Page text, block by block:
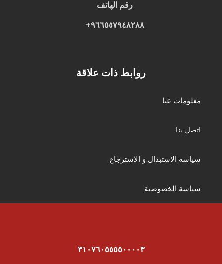
رقم الهاتف
٩٦٦٥٥٧٩٤٨٢٨٨+
روابط ذات علاقة
معلومات عنا
اتصل بنا
سياسة الاستبدال و الاسترجاع
سياسة الخصوصية
٣١٠٧٦٠٥٥٥٥٠٠٠٠٣